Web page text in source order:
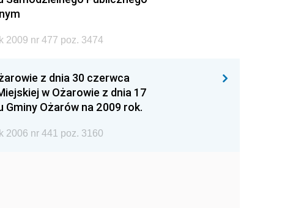
2009 nr 477 poz. 3474
z dnia 30 czerwca
w Ożarowie z dnia 17
Ożarów na 2009 rok.
2006 nr 441 poz. 3160